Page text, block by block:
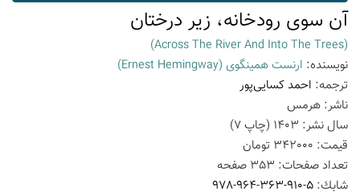
آن سوی رودخانه، زیر درختان
(Across The River And Into The Trees)
نویسنده: ارنست همینگوی (Ernest Hemingway)
ترجمه: احمد کسایی‌پور
ناشر: هرمس
سال نشر: 1403 (چاپ7
)
قیمت: 342000 تومان
تعداد صفحات: 353 صفحه
شابك: 978-964-363-910-5